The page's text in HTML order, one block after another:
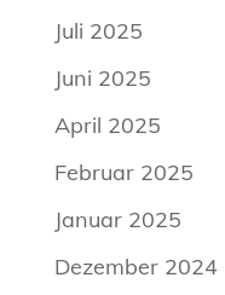
Juli 2025
Juni 2025
April 2025
Februar 2025
Januar 2025
Dezember 2024